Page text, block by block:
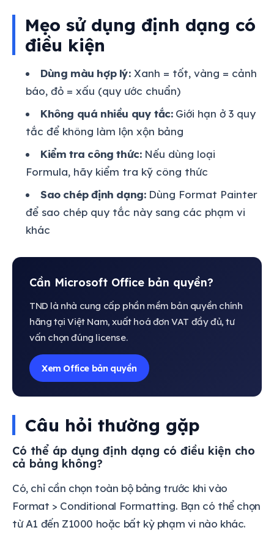
Mẹo sử dụng định dạng có
điều kiện
Dùng màu hợp lý:Xanh = tốt, vàng = cảnh
báo, đỏ = xấu (quy ước chuẩn)
Không quá nhiều quy tắc:Giới hạn ở 3 quy
tắc để không làm lộn xộn bảng
Kiểm tra công thức:Nếu dùng loại
Formula, hãy kiểm tra kỹ công thức
Sao chép định dạng:Dùng Format Painter
để sao chép quy tắc này sang các phạm vi
khác
Cần Microsoft Office bản quyền?
TND là nhà cung cấp phần mềm bản quyền chính
hãng tại Việt Nam, xuất hoá đơn VAT đầy đủ, tư
vấn chọn đúng license.
Xem Office bản quyền
Câu hỏi thường gặp
Có thể áp dụng định dạng có điều kiện cho
cả bảng không?
Có, chỉ cần chọn toàn bộ bảng trước khi vào
Format > Conditional Formatting. Bạn có thể chọn
từ A1 đến Z1000 hoặc bất kỳ phạm vi nào khác.